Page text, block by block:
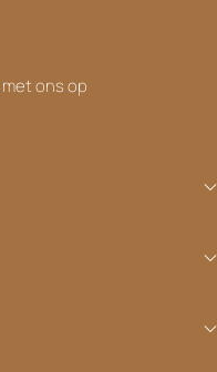
met ons op